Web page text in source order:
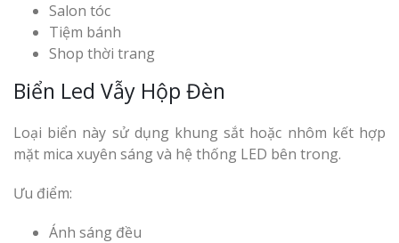
Salon tóc
Tiệm bánh
Shop thời trang
Biển Led Vẫy Hộp Đèn
Loại biển này sử dụng khung sắt hoặc nhôm kết hợp
mặt mica xuyên sáng và hệ thống LED bên trong.
Ưu điểm:
Ánh sáng đều